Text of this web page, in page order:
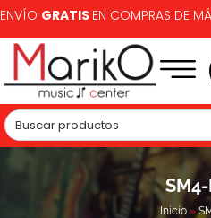
ENVÍO GRATIS EN COMPRAS DE
Inicio»